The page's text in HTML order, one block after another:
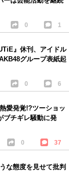
0 1
』休刊、アイドル
グループ表紙起
0 6
愛発覚!?ツーショッ
ブチギレ騒動に発
0 37
な態度を見せて批判